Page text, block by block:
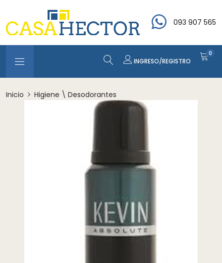
093 907 565
INGRESO/REGISTRO
0
Inicio Higiene \ Desodorantes